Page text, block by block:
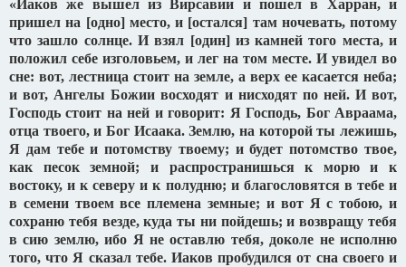
«Иаков же вышел из Вирсавии и пошел в Харран, и
пришел на [одно] место, и [остался] там ночевать, потому
что зашло солнце. И взял [один] из камней того места, и
положил себе изголовьем, и лег на том месте. И увидел во
сне: вот, лестница стоит на земле, а верх ее касается неба;
и вот, Ангелы Божии восходят и нисходят по ней. И вот,
Господь стоит на ней и говорит: Я Господь, Бог Авраама,
отца твоего, и Бог Исаака. Землю, на которой ты лежишь,
Я дам тебе и потомству твоему; и будет потомство твое,
как песок земной; и распространишься к морю и к
востоку, и к северу и к полудню; и благословятся в тебе и
в семени твоем все племена земные; и вот Я с тобою, и
сохраню тебя везде, куда ты ни пойдешь; и возвращу тебя
в сию землю, ибо Я не оставлю тебя, доколе не исполню
того, что Я сказал тебе. Иаков пробудился от сна своего и